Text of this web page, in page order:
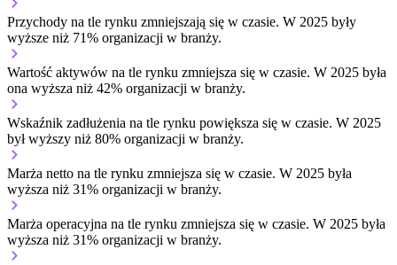
Przychody na tle rynku zmniejszają się w czasie. W 2025 były
wyższe niż 71% organizacji w branży.
Wartość aktywów na tle rynku zmniejsza się w czasie. W 2025 była
ona wyższa niż 42% organizacji w branży.
Wskaźnik zadłużenia na tle rynku powiększa się w czasie. W 2025
był wyższy niż 80% organizacji w branży.
Marża netto na tle rynku zmniejsza się w czasie. W 2025 była
wyższa niż 31% organizacji w branży.
Marża operacyjna na tle rynku zmniejsza się w czasie. W 2025 była
wyższa niż 31% organizacji w branży.